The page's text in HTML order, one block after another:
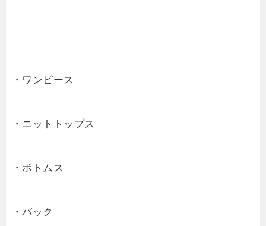
・ワンピース
・ニットトップス
・ボトムス
・バック